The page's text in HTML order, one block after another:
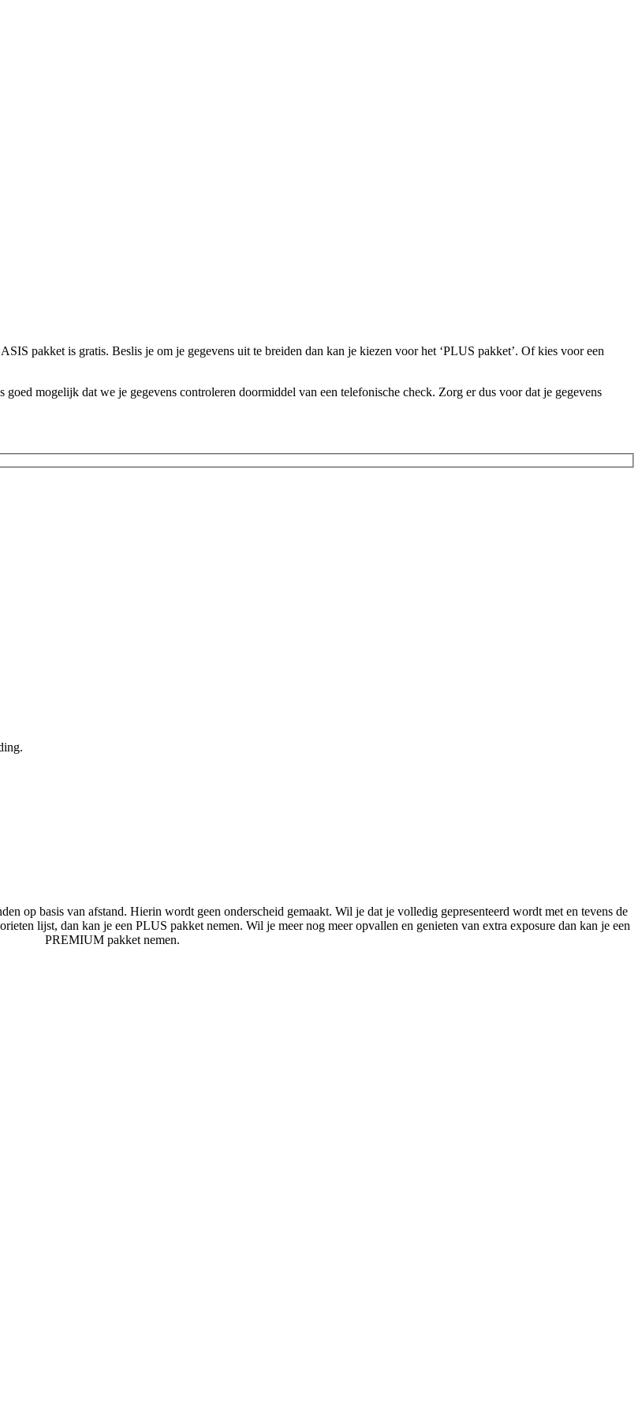
pakket is gratis. Beslis je om je gegevens uit te breiden dan kan je kiezen voor het ‘PLUS pakket’. Of kies voor een
mogelijk dat we je gegevens controleren doormiddel van een telefonische check. Zorg er dus voor dat je gegevens
op basis van afstand. Hierin wordt geen onderscheid gemaakt. Wil je dat je volledig gepresenteerd wordt met en tevens de
lijst, dan kan je een PLUS pakket nemen. Wil je meer nog meer opvallen en genieten van extra exposure dan kan je een
PREMIUM pakket nemen.